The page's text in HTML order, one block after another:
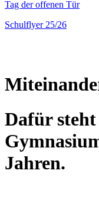
Tag der offenen Tür
Schulflyer 25/26
Dafür steht
Jahren.